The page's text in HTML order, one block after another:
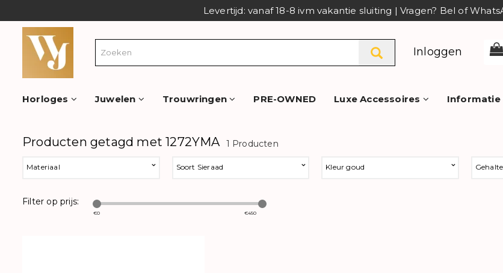
Levertijd: vanaf 18-8 ivm vakantie sluiting | Vragen? Bel of
Inloggen
Horloges Juwelen Trouwringen PRE-OWNED Luxe Accessoires Informatie
Producten getagd met 1272YMA 1 Producten
Materiaal Soort Sieraad Kleur goud Gehalte
Filter op prijs:
€0 €450